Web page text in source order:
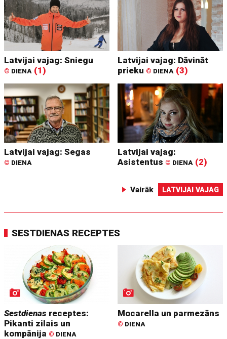
Latvijai vajag: Sniegu
© DIENA (1)
Latvijai vajag: Dāvināt
prieku © DIENA (3)
Latvijai vajag: Segas
© DIENA
Latvijai vajag:
Asistentus © DIENA (2)
Vairāk LATVIJAI VAJAG
SESTDIENAS RECEPTES
Sestdienas receptes:
Pikanti zilais un
kompānija © DIENA
Mocarella un parmezāns
© DIENA